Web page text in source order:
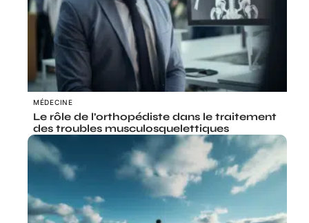
MÉDECINE
Le rôle de l’orthopédiste dans le traitement
des troubles musculosquelettiques